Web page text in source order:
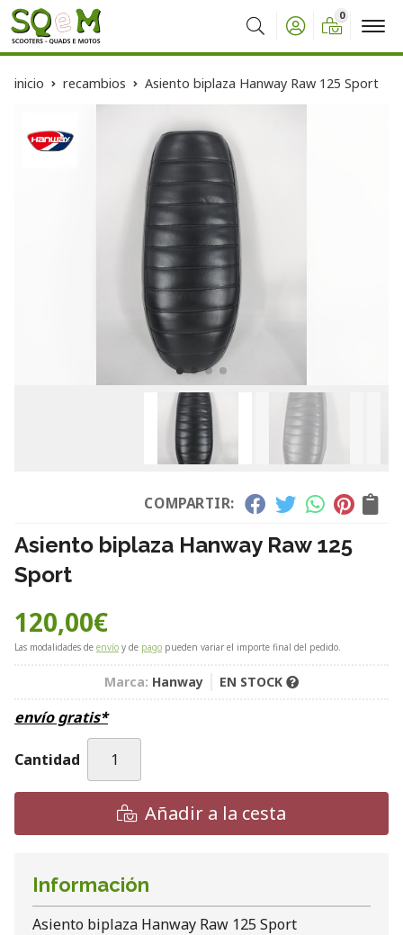
Buscar
0
inicio recambios Asiento biplaza Hanway Raw 125 Sport
COMPARTIR:
Asiento biplaza Hanway Raw 125
Sport
120,00€
Las modalidades de envío y de pago pueden variar el importe final del pedido.
Marca: Hanway EN STOCK
envío gratis*
Cantidad
Añadir a la cesta
Información
Asiento biplaza Hanway Raw 125 Sport